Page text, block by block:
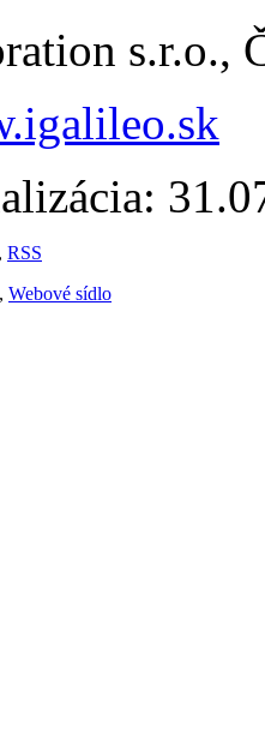
s.r.o.,
, RSS
, Webové sídlo